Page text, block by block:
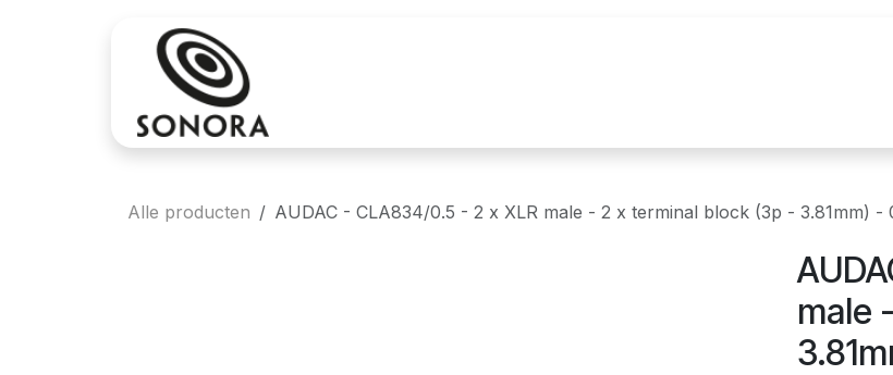
Alle producten AUDAC - CLA834/0.5 - 2 x XLR male - 2 x terminal block (3p - 3.81mm) -
male